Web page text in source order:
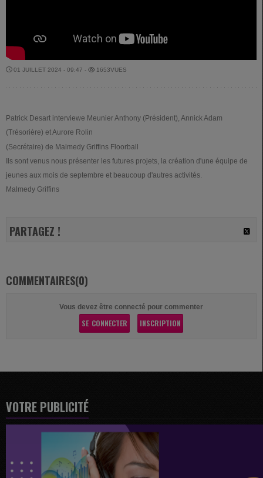
01 JUILLET 2024 - 09:47 - 1653VUES
Patrick Desart interviewe Meunier Anthony (Président), Annick Adam
(Trésorière) et Aurore Rolin
(Secrétaire) de Malmedy Griffins Floorball
Ils sont venus nous présenter les futures projets, la création d'une équipe de
jeunes aux mois de septembre et beaucoup d'autres activités.
Malmedy Griffins
PARTAGEZ !
COMMENTAIRES(0)
Vous devez être connecté pour commenter
SE CONNECTER INSCRIPTION
VOTRE PUBLICITÉ